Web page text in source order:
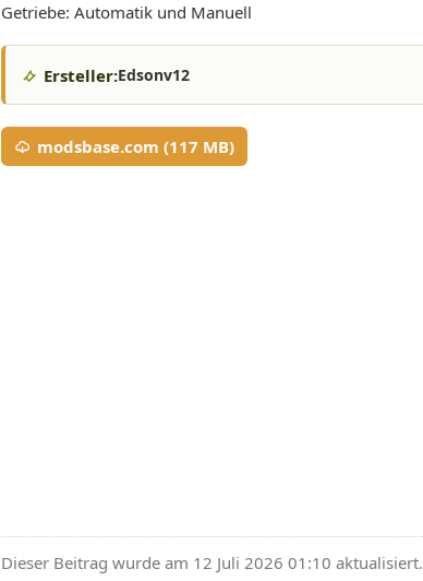
Getriebe: Automatik und Manuell
Ersteller:Edsonv12
modsbase.com (117 MB)
Dieser Beitrag wurde am 12 Juli 2026 01:10 aktualisiert.